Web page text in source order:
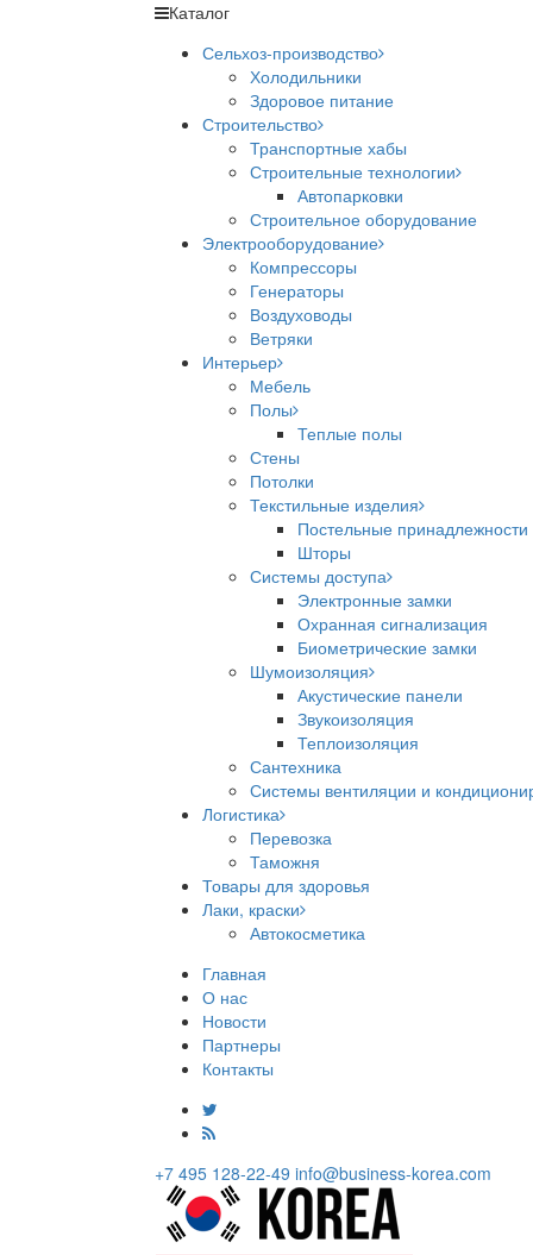
Каталог
Сельхоз-производство
Холодильники
Здоровое питание
Строительство
Транспортные хабы
Строительные технологии
Автопарковки
Строительное оборудование
Электрооборудование
Компрессоры
Генераторы
Воздуховоды
Ветряки
Интерьер
Мебель
Полы
Теплые полы
Стены
Потолки
Текстильные изделия
Постельные принадлежности
Шторы
Системы доступа
Электронные замки
Охранная сигнализация
Биометрические замки
Шумоизоляция
Акустические панели
Звукоизоляция
Теплоизоляция
Сантехника
Системы вентиляции и
Логистика
Перевозка
Таможня
Товары для здоровья
Лаки, краски
Автокосметика
Главная
О нас
Новости
Партнеры
Контакты
+7 495 128-22-49 info@business-korea.com